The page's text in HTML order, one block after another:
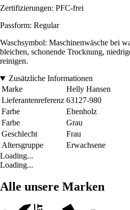
Zertifizierungen: PFC-frei
Passform: Regular
Waschsymbol: Maschinenwäsche bei
bleichen, schonende Trocknung,
reinigen.
Zusätzliche Informationen
Marke
Helly Hansen
Lieferantenreferenz 63127-980
Farbe
Ebenholz
Farbe
Grau
Geschlecht
Frau
Altersgruppe
Erwachsene
Loading...
Loading...
Alle unsere Marken